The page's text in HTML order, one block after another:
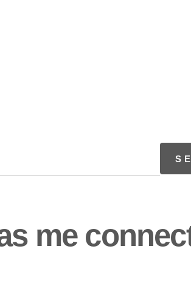
me